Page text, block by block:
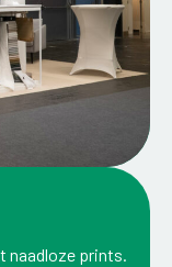
naadloze prints.